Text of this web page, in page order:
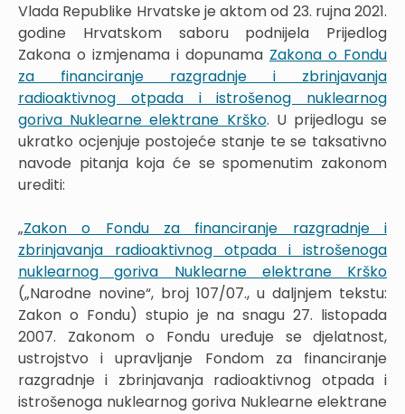
Vlada Republike Hrvatske je aktom od 23. rujna 2021.
godine Hrvatskom saboru podnijela Prijedlog
Zakona o izmjenama i dopunama Zakona o Fondu
za financiranje razgradnje i zbrinjavanja
radioaktivnog otpada i istrošenog nuklearnog
goriva Nuklearne elektrane Krško. U prijedlogu se
ukratko ocjenjuje postojeće stanje te se taksativno
navode pitanja koja će se spomenutim zakonom
urediti:
„Zakon o Fondu za financiranje razgradnje i
zbrinjavanja radioaktivnog otpada i istrošenoga
nuklearnog goriva Nuklearne elektrane Krško
(„Narodne novine“, broj 107/07., u daljnjem tekstu:
Zakon o Fondu) stupio je na snagu 27. listopada
2007. Zakonom o Fondu uređuje se djelatnost,
ustrojstvo i upravljanje Fondom za financiranje
razgradnje i zbrinjavanja radioaktivnog otpada i
istrošenoga nuklearnog goriva Nuklearne elektrane